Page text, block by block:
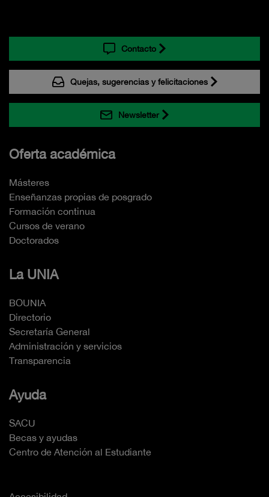
Contacto
Quejas, sugerencias y felicitaciones
Newsletter
Oferta académica
Másteres
Enseñanzas propias de posgrado
Formación continua
Cursos de verano
Doctorados
La UNIA
BOUNIA
Directorio
Secretaría General
Administración y servicios
Transparencia
Ayuda
SACU
Becas y ayudas
Centro de Atención al Estudiante